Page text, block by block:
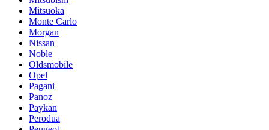
Mitsuoka
Monte Carlo
Morgan
Nissan
Noble
Oldsmobile
Opel
Pagani
Panoz
Paykan
Perodua